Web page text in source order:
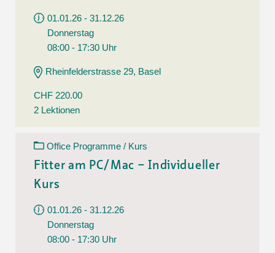
01.01.26 - 31.12.26
Donnerstag
08:00 - 17:30 Uhr
Rheinfelderstrasse 29, Basel
CHF 220.00
2 Lektionen
Office Programme / Kurs
Fitter am PC/Mac – Individueller
Kurs
01.01.26 - 31.12.26
Donnerstag
08:00 - 17:30 Uhr